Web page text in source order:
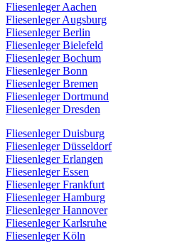
Fliesenleger Aachen
Fliesenleger Augsburg
Fliesenleger Berlin
Fliesenleger Bielefeld
Fliesenleger Bochum
Fliesenleger Bonn
Fliesenleger Bremen
Fliesenleger Dortmund
Fliesenleger Dresden
Fliesenleger Duisburg
Fliesenleger Düsseldorf
Fliesenleger Erlangen
Fliesenleger Essen
Fliesenleger Frankfurt
Fliesenleger Hamburg
Fliesenleger Hannover
Fliesenleger Karlsruhe
Fliesenleger Köln